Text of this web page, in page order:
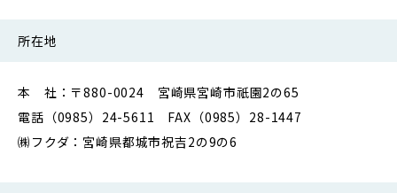
所在地
本 社：〒880-0024 宮崎県宮崎市祇園2の65
電話（0985）24-5611 FAX（0985）28-1447
㈱フクダ：宮崎県都城市祝吉2の9の6